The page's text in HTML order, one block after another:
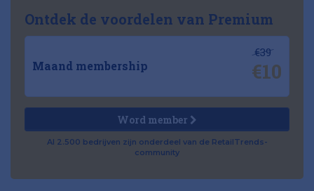
Ontdek de voordelen van Premium
Maand membership
€39
€10
Word member
Al 2.500 bedrijven zijn onderdeel van de RetailTrends-
community